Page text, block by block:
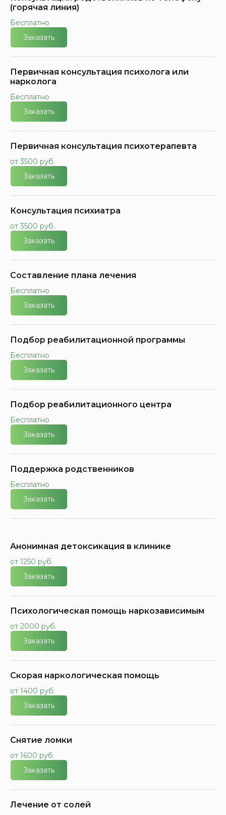
(горячая линия)
Бесплатно
Заказать
Первичная консультация психолога или
нарколога
Бесплатно
Заказать
Первичная консультация психотерапевта
от 3500 руб.
Заказать
Консультация психиатра
от 3500 руб.
Заказать
Составление плана лечения
Бесплатно
Заказать
Подбор реабилитационной программы
Бесплатно
Заказать
Подбор реабилитационного центра
Бесплатно
Заказать
Поддержка родственников
Бесплатно
Заказать
Анонимная детоксикация в клинике
от 1250 руб.
Заказать
Психологическая помощь наркозависимым
от 2000 руб.
Заказать
Скорая наркологическая помощь
от 1400 руб.
Заказать
Снятие ломки
от 1600 руб.
Заказать
Лечение от солей